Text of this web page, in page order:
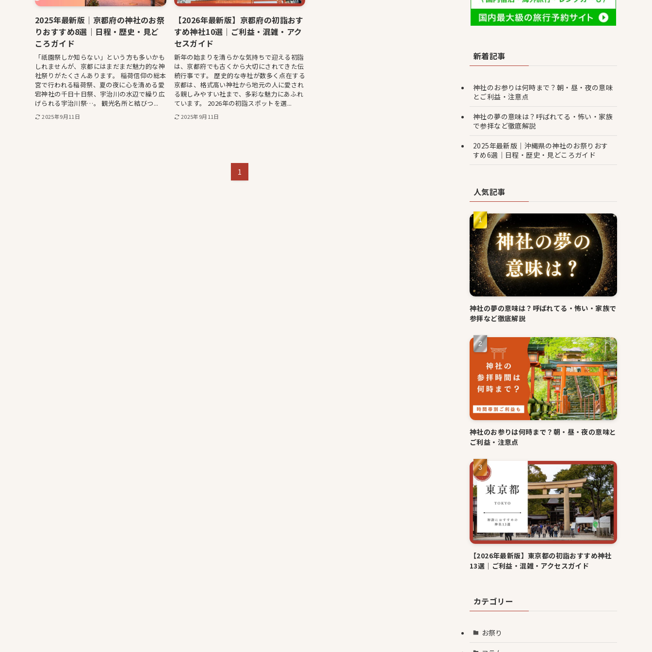
2025年最新版｜京都府の神社のお祭
りおすすめ8選｜日程・歴史・見ど
ころガイド
「祇園祭しか知らない」という方も多いかも
しれませんが、京都にはまだまだ魅力的な神
社祭りがたくさんあります。 稲荷信仰の総本
宮で行われる稲荷祭、夏の夜に心を清める愛
宕神社の千日十日祭、宇治川の水辺で繰り広
げられる宇治川祭…。 観光名所と結びつ...
2025年9月11日
【2026年最新版】京都府の初詣おす
すめ神社10選｜ご利益・混雑・アク
セスガイド
新年の始まりを清らかな気持ちで迎える初詣
は、京都府でも古くから大切にされてきた伝
統行事です。 歴史的な寺社が数多く点在する
京都は、格式高い神社から地元の人に愛され
る親しみやすい社まで、多彩な魅力にあふれ
ています。 2026年の初詣スポットを選...
2025年9月11日
1
新着記事
神社のお参りは何時まで？朝・昼・夜の意味
とご利益・注意点
神社の夢の意味は？呼ばれてる・怖い・家族
で参拝など徹底解説
2025年最新版｜沖縄県の神社のお祭りおす
すめ6選｜日程・歴史・見どころガイド
人気記事
神社の夢の意味は？呼ばれてる・怖い・家族で
参拝など徹底解説
神社のお参りは何時まで？朝・昼・夜の意味と
ご利益・注意点
【2026年最新版】東京都の初詣おすすめ神社
13選｜ご利益・混雑・アクセスガイド
カテゴリー
お祭り